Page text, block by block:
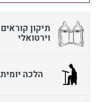
תיקון קוראים
וירטואלי
הלכה יומית